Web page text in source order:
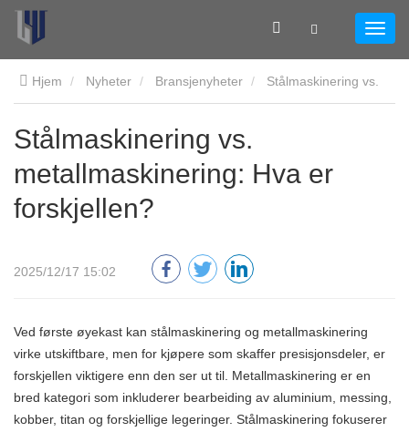
Hjem Nyheter Bransjenyheter
metallmaskinering: Hva er forskjellen?
Stålmaskinering vs.
metallmaskinering: Hva er
forskjellen?
2025/12/17 15:02
Ved første øyekast kan stålmaskinering og metallmaskinering
virke utskiftbare, men for kjøpere som skaffer presisjonsdeler, er
forskjellen viktigere enn den ser ut til. Metallmaskinering er en
bred kategori som inkluderer bearbeiding av aluminium, messing,
kobber, titan og forskjellige legeringer. Stålmaskinering fokuserer